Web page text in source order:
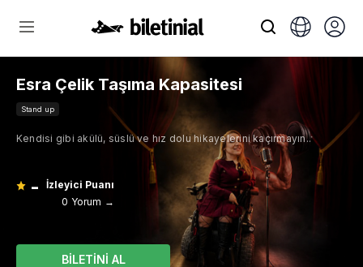
Esra Çelik Taşıma Kapasitesi
Stand up
Kendisi gibi akülü, süslü ve hız dolu hikayelerini kaçırmayın..
-
İzleyici Puanı
0 Yorum →
BİLETİNİ AL